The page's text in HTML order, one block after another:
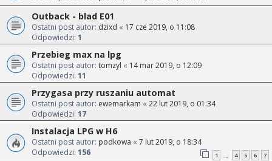
Outback - blad E01
Ostatni post autor: dzixd « 17 cze 2019, o 11:08
Odpowiedzi: 1
Przebieg max na lpg
Ostatni post autor: tomzyl « 14 mar 2019, o 12:09
Odpowiedzi: 11
Przygasa przy ruszaniu automat
Ostatni post autor: ewemarkam « 22 lut 2019, o 01:34
Odpowiedzi: 17
Instalacja LPG w H6
Ostatni post autor: podkowa « 7 lut 2019, o 18:34
Odpowiedzi: 156 1 … 4 5 6 7